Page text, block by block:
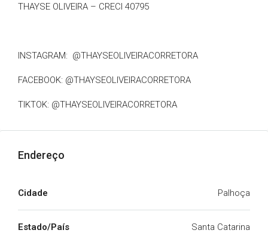
THAYSE OLIVEIRA – CRECI 40795
INSTAGRAM: @THAYSEOLIVEIRACORRETORA
FACEBOOK: @THAYSEOLIVEIRACORRETORA
TIKTOK: @THAYSEOLIVEIRACORRETORA
Endereço
Cidade Palhoça
Estado/País Santa Catarina